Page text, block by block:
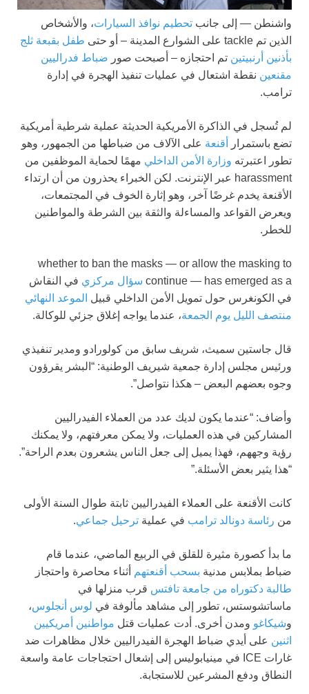
واشنطن — إلى جانب تحطيم نوافذ السيارات، والأشخاص
الذين تم tackle على الشوارع المدينة – أو حتى
طفل بقبعة ثلج
بأذنين أرنبيتين تم احتجازه – أصبحت صور ضباط فدراليين
مقنعين نقطة اشتعال في عمليات تنفيذ الهجرة في إدارة
ترامب.
لم تُسجل في الذاكرة الأمريكية الحديثة عملية شرطية أمريكية
تضع باستمرار
أقنعة على الآلاف من ضباطها من الجمهور، وهو
تطور اعتبرته وزارة الأمن الداخلي مهمًا لحماية الموظفين من
harassment عبر الإنترنت. لكن الخبراء يحذرون من أن ارتداء
الأقنعة يخدم غرضًا آخر، وهو إثارة الخوف في المجتمعات،
ويعرض القواعد والمساءلة والثقة بين الشرطة والمواطنين
للخطر.
whether to ban the masks — or allow the masking to
continue — has emerged as a سؤال مركزي في النقاش
في الكونغرس حول تمويل الأمن الداخلي قبيل الموعد النهائي
منتصف الليل يوم الجمعة، عندما يواجه إغلاق جزئي للوكالة.
قال جاستين سميث، شريف سابق من كولورادو ومدير تنفيذي
ورئيس مجلس إدارة جمعية شيريف الوطنية: “البشر يقرؤون
وجوه بعضهم البعض – هكذا نتواصل”.
وأضاف: “عندما يكون لديك عدد من العملاء الفيدراليين
المشاركين في هذه العمليات، ولا يمكن معرفتهم، ولا يمكنك
رؤية وجههم، فهذا يميل إلى جعل الناس يشعرون بعدم الراحة”.
“هذا يثير بعض الأسئلة.”
كانت الأقنعة على العملاء الفيدراليين ثابتة طوال السنة الأولى
من رئاسة دونالد ترامب في عملية ترحيل جماعي.
ما بدأ كصورة مثيرة للقلق في الربيع الماضي، عندما قام
ضباط بملابس مدنية بسحب أقنعتهم أثناء محاصرة واحتجاز
طالبة دكتوراه من جامعة تافتس قرب منزلها في
ماساتشوستس، تطور إلى مشاهد مألوفة في لوس أنجلوس،
وشيكاغو ومدن أخرى. أدت عمليات قتل مواطنين أمريكيين
اثنين على أيدي ضباط الهجرة الفيدراليين خلال مظاهرات ضد
غارات ICE في مينيابوليس إلى إشعال احتجاجات عامة واسعة
النطاق ودفع المشرعين للاستجابة.